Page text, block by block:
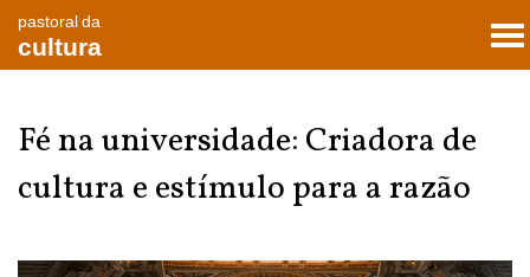
pastoral da
cultura
Fé na universidade: Criadora de
cultura e estímulo para a razão